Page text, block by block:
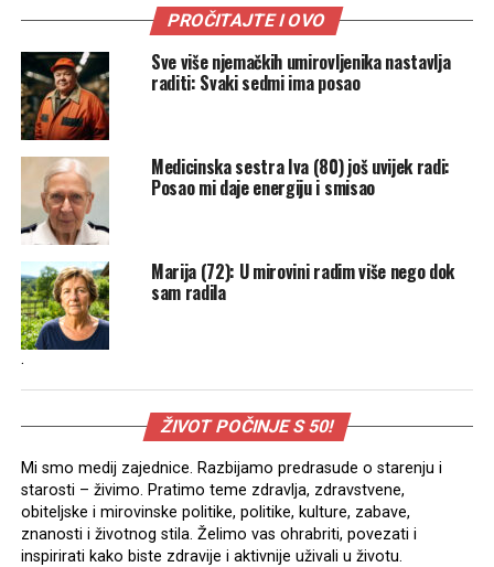
PROČITAJTE I OVO
Sve više njemačkih umirovljenika nastavlja
raditi: Svaki sedmi ima posao
Medicinska sestra Iva (80) još uvijek radi:
Posao mi daje energiju i smisao
Marija (72): U mirovini radim više nego dok
sam radila
.
ŽIVOT POČINJE S 50!
Mi smo medij zajednice. Razbijamo predrasude o starenju i
starosti – živimo. Pratimo teme zdravlja, zdravstvene,
obiteljske i mirovinske politike, politike, kulture, zabave,
znanosti i životnog stila. Želimo vas ohrabriti, povezati i
inspirirati kako biste zdravije i aktivnije uživali u životu.